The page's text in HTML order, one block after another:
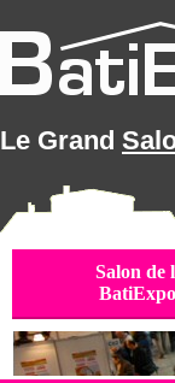
Le Grand
Salon de